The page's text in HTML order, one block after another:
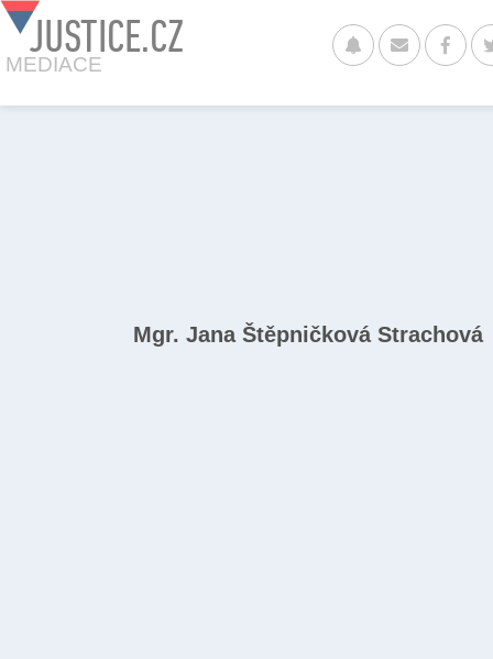
JUSTICE.CZ
MEDIACE
Mgr. Jana Štěpničková Strachová